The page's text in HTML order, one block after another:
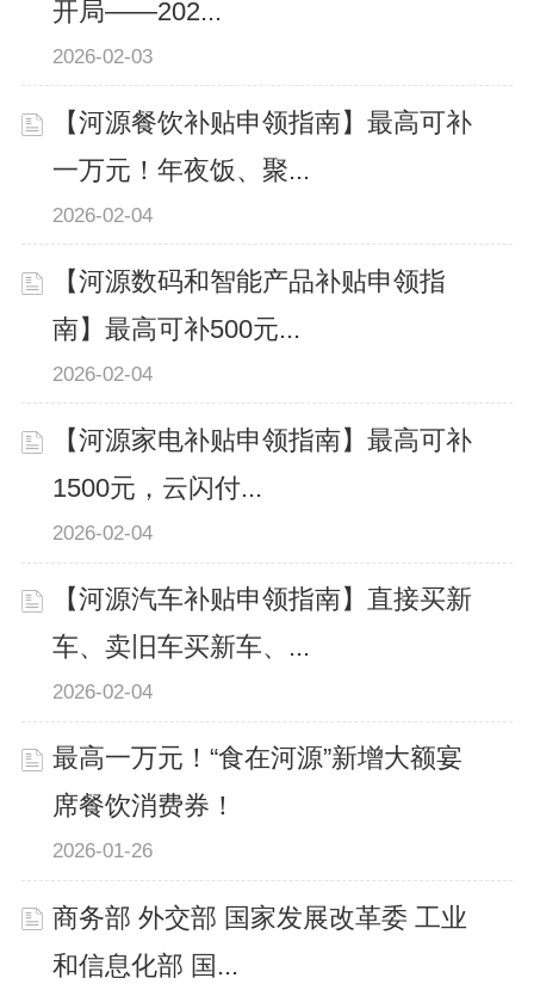
开局——202...
2026-02-03
【河源餐饮补贴申领指南】最高可补
一万元！年夜饭、聚...
2026-02-04
【河源数码和智能产品补贴申领指
南】最高可补500元...
2026-02-04
【河源家电补贴申领指南】最高可补
1500元，云闪付...
2026-02-04
【河源汽车补贴申领指南】直接买新
车、卖旧车买新车、...
2026-02-04
最高一万元！“食在河源”新增大额宴
席餐饮消费券！
2026-01-26
商务部 外交部 国家发展改革委 工业
和信息化部 国...